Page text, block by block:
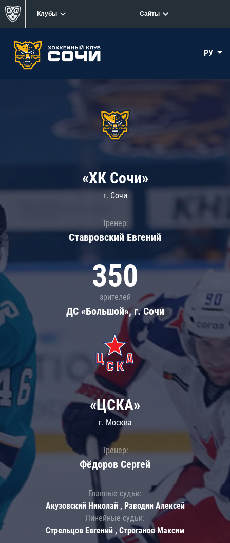
Клубы Сайты
РУ
«ХК Сочи»
г. Сочи
Тренер:
Ставровский Евгений
350
зрителей
ДС «Большой», г. Сочи
«ЦСКА»
г. Москва
Тренер:
Фёдоров Сергей
Главные судьи:
Акузовский Николай , Раводин Алексей
Линейные судьи:
Стрельцов Евгений , Строганов Максим